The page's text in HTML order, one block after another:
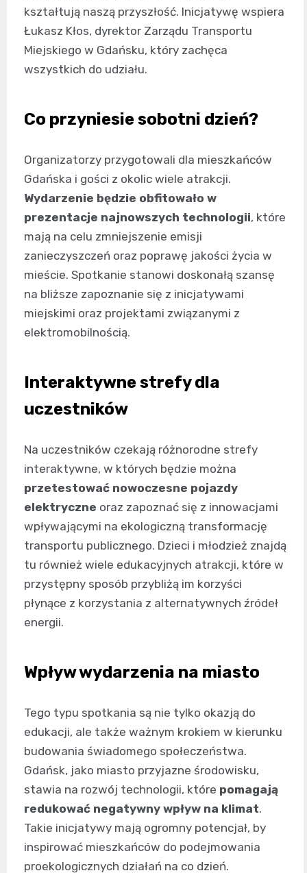
kształtują naszą przyszłość. Inicjatywę wspiera
Łukasz Kłos, dyrektor Zarządu Transportu
Miejskiego w Gdańsku, który zachęca
wszystkich do udziału.
Co przyniesie sobotni dzień?
Organizatorzy przygotowali dla mieszkańców
Gdańska i gości z okolic wiele atrakcji.
Wydarzenie będzie obfitowało w
prezentacje najnowszych technologii, które
mają na celu zmniejszenie emisji
zanieczyszczeń oraz poprawę jakości życia w
mieście. Spotkanie stanowi doskonałą szansę
na bliższe zapoznanie się z inicjatywami
miejskimi oraz projektami związanymi z
elektromobilnością.
Interaktywne strefy dla
uczestników
Na uczestników czekają różnorodne strefy
interaktywne, w których będzie można
przetestować nowoczesne pojazdy
elektryczne oraz zapoznać się z innowacjami
wpływającymi na ekologiczną transformację
transportu publicznego. Dzieci i młodzież znajdą
tu również wiele edukacyjnych atrakcji, które w
przystępny sposób przybliżą im korzyści
płynące z korzystania z alternatywnych źródeł
energii.
Wpływ wydarzenia na miasto
Tego typu spotkania są nie tylko okazją do
edukacji, ale także ważnym krokiem w kierunku
budowania świadomego społeczeństwa.
Gdańsk, jako miasto przyjazne środowisku,
stawia na rozwój technologii, które pomagają
redukować negatywny wpływ na klimat.
Takie inicjatywy mają ogromny potencjał, by
inspirować mieszkańców do podejmowania
proekologicznych działań na co dzień.